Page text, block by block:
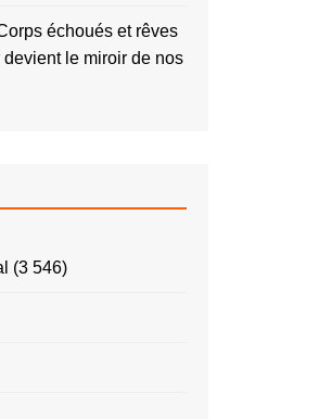
échoués et rêves
le miroir de nos
(3 546)